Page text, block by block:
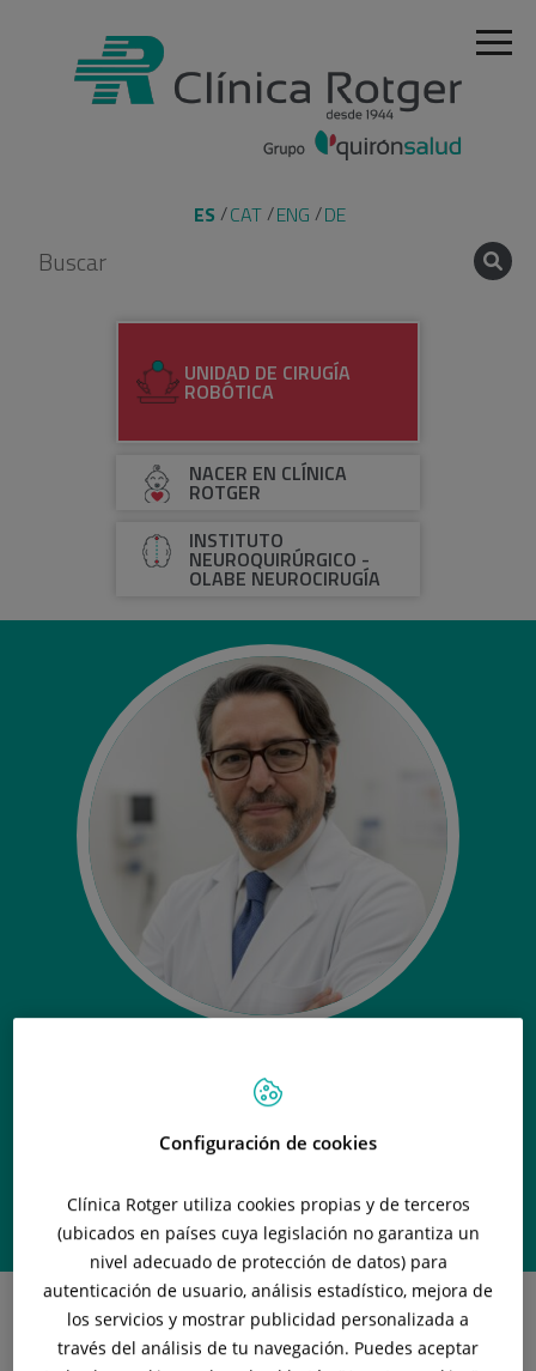
ES CAT ENG DE
UNIDAD DE CIRUGÍA
ROBÓTICA
NACER EN CLÍNICA
ROTGER
INSTITUTO
NEUROQUIRÚRGICO -
OLABE NEUROCIRUGÍA
Morón Canis
Profesional de
CIRUGÍA GENERAL Y DIGESTIVA
Configuración de cookies
Clínica Rotger utiliza cookies propias y de terceros
(ubicados en países cuya legislación no garantiza un
nivel adecuado de protección de datos) para
autenticación de usuario, análisis estadístico, mejora de
los servicios y mostrar publicidad personalizada a
través del análisis de tu navegación. Puedes aceptar